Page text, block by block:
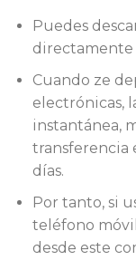
Puedes
Cuando ze
electrónicas,
instantánea,
transferencia
días.
Por tanto, si
teléfono
desde este